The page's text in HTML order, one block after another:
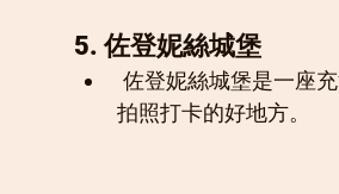
5. 佐登妮絲城堡
拍照打卡的好地方。